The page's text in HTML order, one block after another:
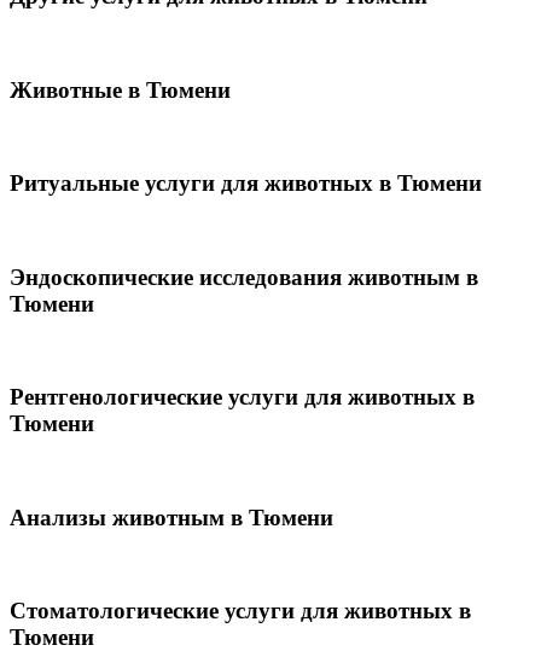
Животные в Тюмени
Ритуальные услуги для животных в Тюмени
Эндоскопические исследования животным в
Тюмени
Рентгенологические услуги для животных в
Тюмени
Анализы животным в Тюмени
Стоматологические услуги для животных в
Тюмени